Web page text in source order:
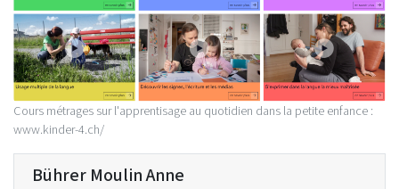
Cours métrages sur l'apprentisage au quotidien dans la petite enfance :
www.kinder-4.ch/
Bührer Moulin Anne